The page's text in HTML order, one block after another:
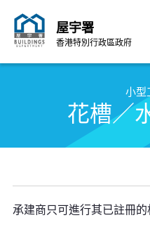
屋宇署
香港特別行政區政府
小型
花槽／
承建商只可進行其已註冊